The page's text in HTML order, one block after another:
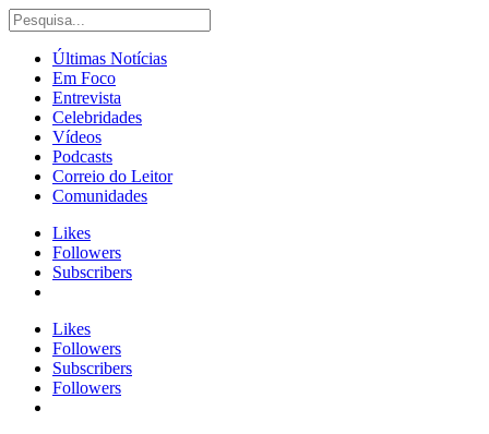
Últimas Notícias
Em Foco
Entrevista
Celebridades
Vídeos
Podcasts
Correio do Leitor
Comunidades
Likes
Followers
Subscribers
Likes
Followers
Subscribers
Followers